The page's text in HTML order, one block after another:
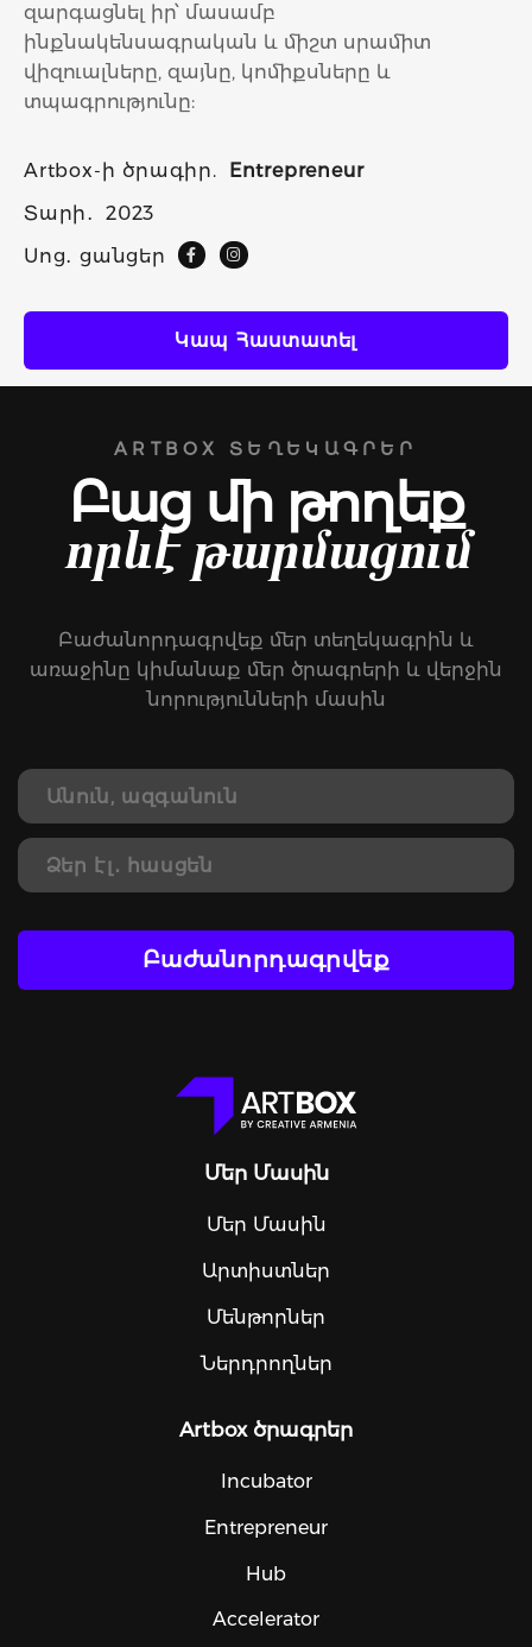
զարգացնել իր՝ մասամբ
ինքնակենսագրական և միշտ սրամիտ
վիզուալները, զայնը, կոմիքսները և
տպագրությունը:
Artbox-ի ծրագիր.
Entrepreneur
Տարի․
2023
Սոց․ ցանցեր
Կապ Հաստատել
ARTBOX ՏԵՂԵԿԱԳՐԵՐ
Բաց մի թողեք
որևէ թարմացում
Բաժանորդագրվեք մեր տեղեկագրին և
առաջինը կիմանաք մեր ծրագրերի և վերջին
նորությունների մասին
Բաժանորդագրվեք
Մեր Մասին
Մեր Մասին
Արտիստներ
Մենթորներ
Ներդրողներ
Artbox ծրագրեր
Incubator
Entrepreneur
Hub
Accelerator